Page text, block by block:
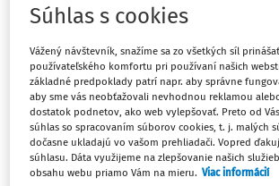
Máte
Tento dokument je
predplatiteľov Ropo a
Súhlas s cookies
Vážený návštevník, snažíme sa zo všetkých síl
používateľského komfortu pri používaní našich
základné predpoklady patrí napr. aby správne
aby sme vás neobťažovali nevhodnou reklamou
dostatok podnetov, ako web vylepšovať. Preto od
súhlas so spracovaním súborov cookies, t. j. malých
dočasne ukladajú vo vašom prehliadači. Vopred
súhlasu. Dáta využijeme na zlepšovanie našich
obsahu webu priamo Vám na mieru. Viac informácií